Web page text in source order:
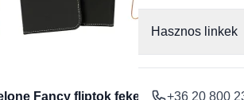
Hasznos linkek
+36 20 800
Fancy fliptok fekete/arany